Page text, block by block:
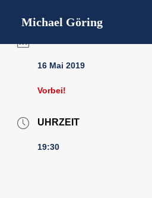
Michael Göring
Bücher
Gedichtlesungen
Interviews / Presse
Kontakt
Impressum
16 Mai 2019
Vorbei!
UHRZEIT
19:30